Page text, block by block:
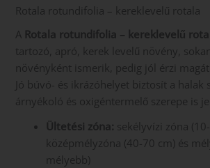
Rotala rotundifolia – kereklevelű rotala
A Rotala rotundifolia – kereklevelű
tartozó, apró, kerek levelű növény,
növényként ismerik, pedig jól érzi magát
Jó búvó- és ikrázóhelyet biztosít a halak
árnyékoló és oxigéntermelő szerepe is
Ültetési zóna: sekélyvízi zóna
középmélyzóna (40-70 cm) és
mélyebb)